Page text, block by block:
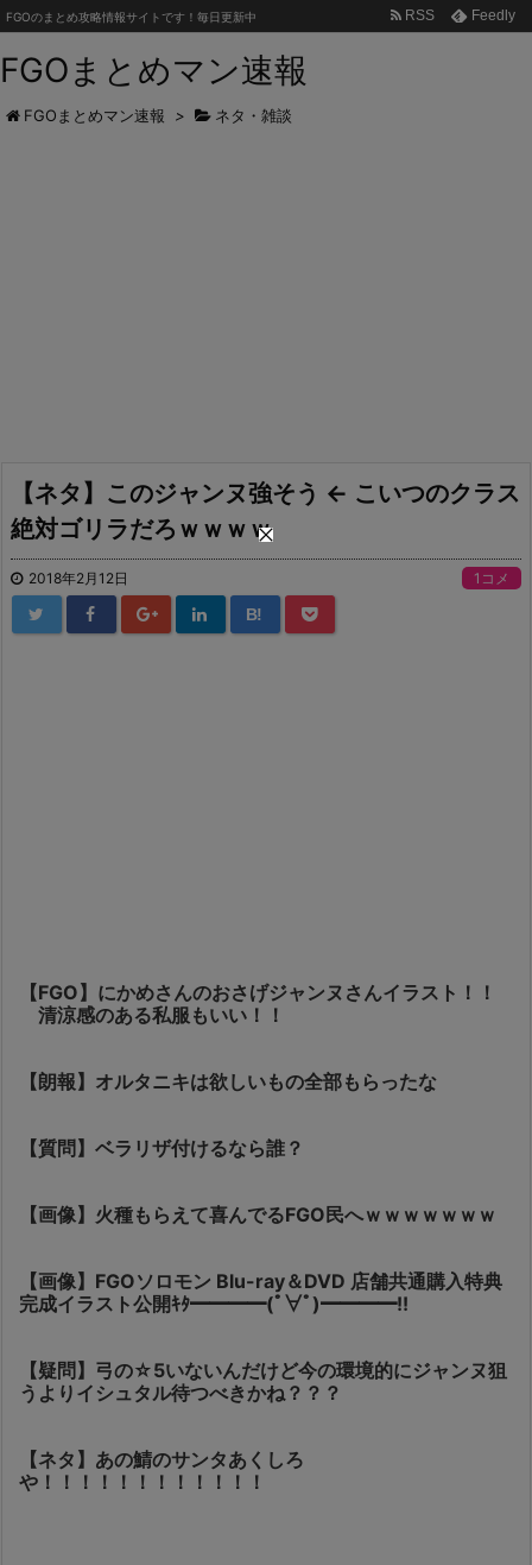
FGOまとめマン速報
FGOのまとめ攻略情報サイトです！毎日更新中 RSS Feedly
FGOまとめマン速報 > ネタ・雑談
【ネタ】このジャンヌ強そう ← こいつのクラス
絶対ゴリラだろｗｗｗｗ
2018年2月12日 1コメ
B!
【FGO】にかめさんのおさげジャンヌさんイラスト！！
清涼感のある私服もいい！！
【朗報】オルタニキは欲しいもの全部もらったな
【質問】ベラリザ付けるなら誰？
【画像】火種もらえて喜んでるFGO民へｗｗｗｗｗｗｗ
【画像】FGOソロモン Blu-ray＆DVD 店舗共通購入特典
完成イラスト公開ｷﾀ━━━━(ﾟ∀ﾟ)━━━━!!
【疑問】弓の☆5いないんだけど今の環境的にジャンヌ狙
うよりイシュタル待つべきかね？？？
【ネタ】あの鯖のサンタあくしろ
や！！！！！！！！！！！！